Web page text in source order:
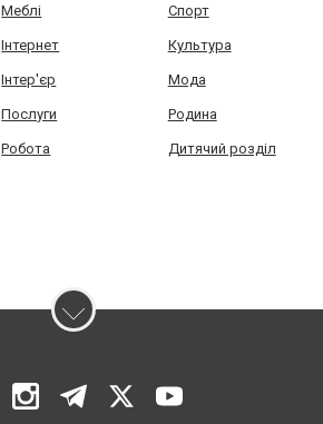
Меблі Спорт
Інтернет Культура
Інтер'єр Мода
Послуги Родина
Робота Дитячий розділ